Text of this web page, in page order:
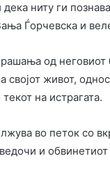
ниту ги
Ѓорчевска и
од
својот живот,
на истрагата.
во петок со
и